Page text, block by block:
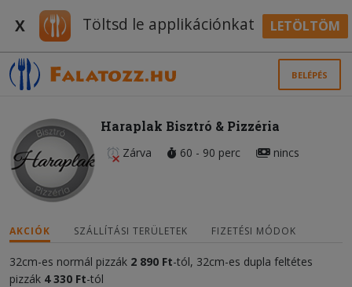
X Töltsd le applikációnkat LETÖLTÖM
BELÉPÉS
Haraplak Bisztró & Pizzéria
Zárva 60 - 90 perc nincs
AKCIÓK SZÁLLÍTÁSI TERÜLETEK FIZETÉSI MÓDOK
32cm-es normál pizzák 2 890 Ft-tól, 32cm-es dupla feltétes
pizzák 4 330 Ft-tól